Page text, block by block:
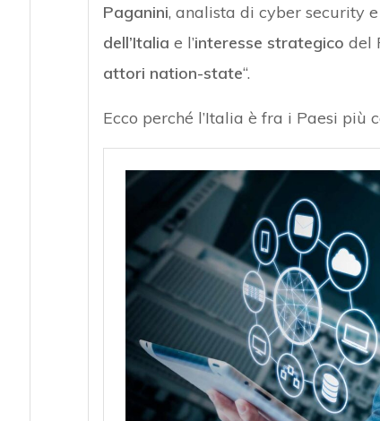
Paganini, analista di cyber security
dell’Italia e l’interesse strategico del
attori nation-state“.
Ecco perché l’Italia è fra i Paesi